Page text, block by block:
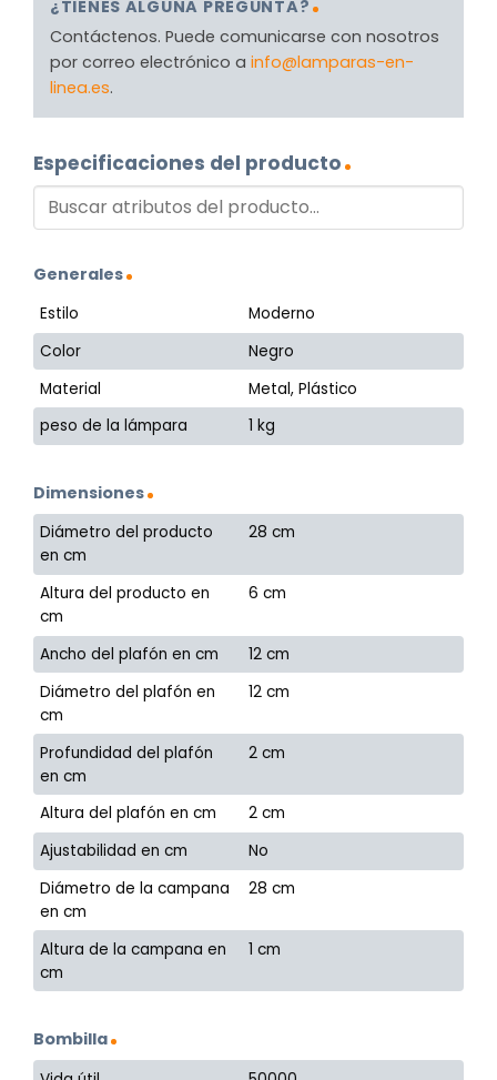
¿TIENES ALGUNA PREGUNTA?
Contáctenos. Puede comunicarse con nosotros
por correo electrónico a info@lamparas-en-
linea.es.
Especificaciones del producto
Generales
Estilo
Moderno
Color
Negro
Material
Metal, Plástico
peso de la lámpara
1 kg
Dimensiones
Diámetro del producto
en cm
28 cm
Altura del producto en
cm
6 cm
Ancho del plafón en cm
12 cm
Diámetro del plafón en
cm
12 cm
Profundidad del plafón
en cm
2 cm
Altura del plafón en cm
2 cm
Ajustabilidad en cm
No
Diámetro de la campana
en cm
28 cm
Altura de la campana en
cm
1 cm
Bombilla